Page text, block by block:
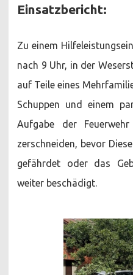
Einsatzbericht:
Zu einem
nach 9 Uhr, in der
auf Teile eines
Schuppen und einem
Aufgabe der
zerschneiden, bevor
gefährdet oder das
weiter beschädigt.